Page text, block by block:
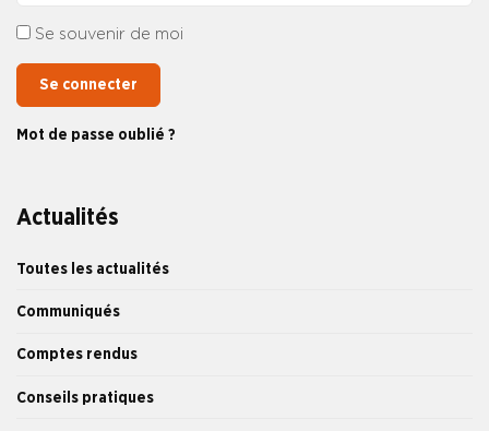
Actualités
Toutes les actualités
Communiqués
Comptes rendus
Conseils pratiques
Se souvenir de moi
Se connecter
Mot de passe oublié ?